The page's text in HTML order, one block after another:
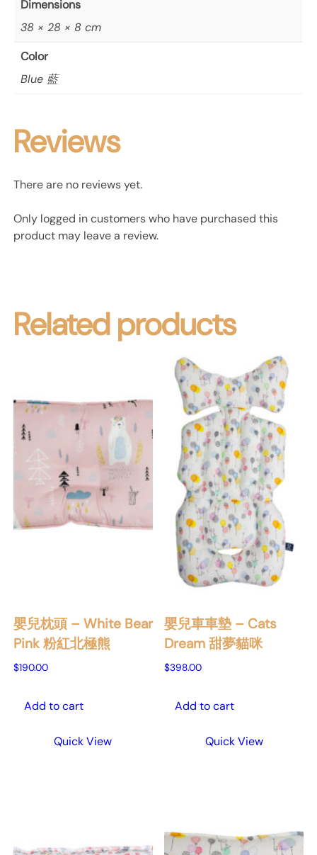
Dimensions
38 × 28 × 8 cm
Color
Blue 藍
Reviews
There are no reviews yet.
Only logged in customers who have purchased this
product may leave a review.
Related products
嬰兒枕頭 – White Bear
Pink 粉紅北極熊
$190.00
Add to cart
Quick View
嬰兒車車墊 – Cats
Dream 甜夢貓咪
$398.00
Add to cart
Quick View